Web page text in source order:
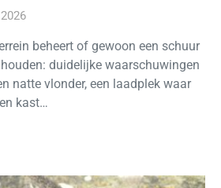
beheert of gewoon een schuur
duidelijke waarschuwingen
natte vlonder, een laadplek waar
kast…